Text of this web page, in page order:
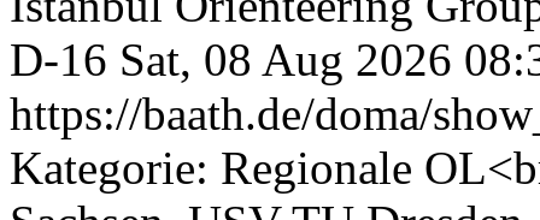
D-16 Sat, 08 Aug 2026
https://baath.de/doma/
Kategorie: Regionale